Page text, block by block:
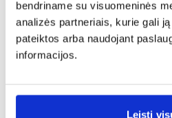
bendriname su visuomeninės
analizės partneriais, kurie gali
pateiktos arba naudojant
informacijos.
Leisti